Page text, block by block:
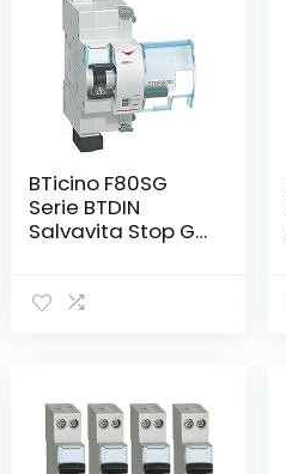
BTicino F80SG
Serie BTDIN
Salvavita Stop Go
Grigio